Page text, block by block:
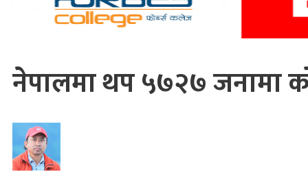
नेपालमा थप ५७२७ जनामा